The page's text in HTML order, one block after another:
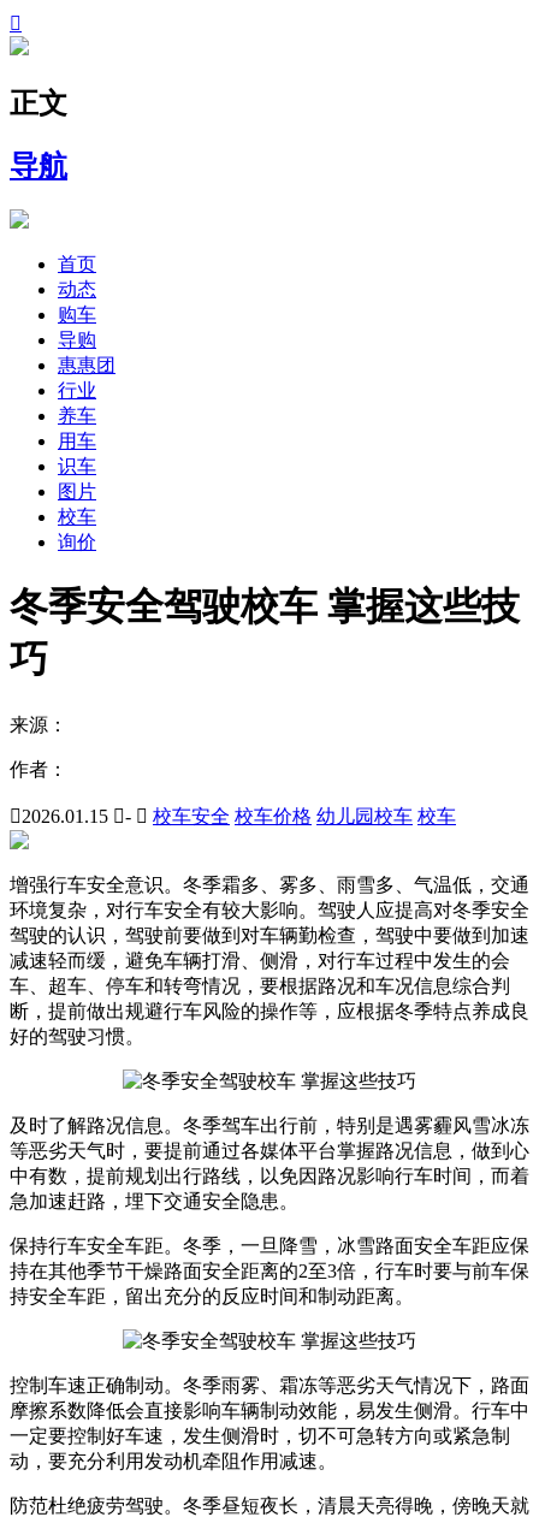

正文
导航
首页
动态
购车
导购
惠惠团
行业
养车
用车
识车
图片
校车
询价
冬季安全驾驶校车 掌握这些技
巧
来源：
作者：
2026.01.15 -  校车安全 校车价格 幼儿园校车 校车
增强行车安全意识。冬季霜多、雾多、雨雪多、气温低，交通
环境复杂，对行车安全有较大影响。驾驶人应提高对冬季安全
驾驶的认识，驾驶前要做到对车辆勤检查，驾驶中要做到加速
减速轻而缓，避免车辆打滑、侧滑，对行车过程中发生的会
车、超车、停车和转弯情况，要根据路况和车况信息综合判
断，提前做出规避行车风险的操作等，应根据冬季特点养成良
好的驾驶习惯。
及时了解路况信息。冬季驾车出行前，特别是遇雾霾风雪冰冻
等恶劣天气时，要提前通过各媒体平台掌握路况信息，做到心
中有数，提前规划出行路线，以免因路况影响行车时间，而着
急加速赶路，埋下交通安全隐患。
保持行车安全车距。冬季，一旦降雪，冰雪路面安全车距应保
持在其他季节干燥路面安全距离的2至3倍，行车时要与前车保
持安全车距，留出充分的反应时间和制动距离。
控制车速正确制动。冬季雨雾、霜冻等恶劣天气情况下，路面
摩擦系数降低会直接影响车辆制动效能，易发生侧滑。行车中
一定要控制好车速，发生侧滑时，切不可急转方向或紧急制
动，要充分利用发动机牵阻作用减速。
防范杜绝疲劳驾驶。冬季昼短夜长，清晨天亮得晚，傍晚天就